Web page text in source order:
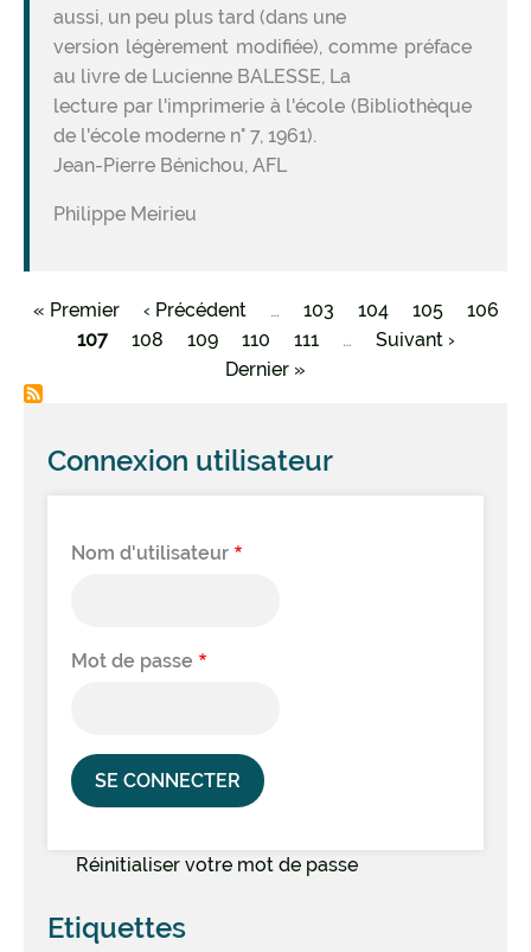
Connexion utilisateur
Nom d'utilisateur
Mot de passe
Réinitialiser votre mot de passe
Etiquettes
aussi, un peu plus tard (dans une
version légèrement modifiée), comme préface
au livre de Lucienne BALESSE, La
lecture par l'imprimerie à l'école (Bibliothèque
de l'école moderne n° 7, 1961).
Jean-Pierre Bénichou, AFL
Philippe Meirieu
Pagination
Première
page
« Premier
Page
précédente
‹ Précédent … Page
103 Page
104 Page
105 Page
106
Page
107 Page
108 Page
109 Page
110 Page
111 …
Page
Suivant ›
Dernière
Dernier »